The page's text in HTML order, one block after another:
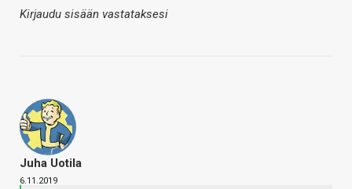
Kirjaudu sisään vastataksesi
Juha Uotila
6.11.2019